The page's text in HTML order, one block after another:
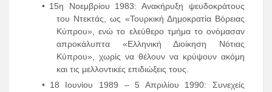
• 15η Νοεμβρίου 1983: Ανακήρυξη ψευδοκράτους
του Ντεκτάς, ως «Τουρκική Δημοκρατία Βόρειας
Κύπρου», ενώ το ελεύθερο τμήμα το ονόμασαν
απροκάλυπτα «Ελληνική Διοίκηση Νότιας
Κύπρου», χωρίς να θέλουν να κρύψουν ακόμη
και τις μελλοντικές επιδιώξεις τους.
• 18 Ιουνίου 1989 – 5 Απριλίου 1990: Συνεχείς